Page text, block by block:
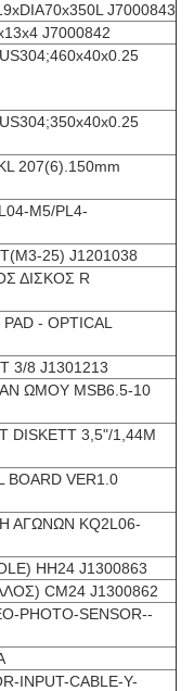
J7000843
J7000842
207(6).150mm
M5/PL4-
25) J1201038
ΔΙΣΚΟΣ R
- OPTICAL
3/8 J1301213
ΩΜΟΥ MSB6.5-10
DISKETT 3,5"/1,44M
BOARD VER1.0
ΑΓΩΝΩΝ KQ2L06-
HH24 J1300863
CM24 J1300862
PHOTO-SENSOR--
INPUT-CABLE-Y-